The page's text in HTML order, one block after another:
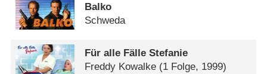
Balko
Schweda
Für alle Fälle Stefanie
Freddy Kowalke (1 Folge, 1999)